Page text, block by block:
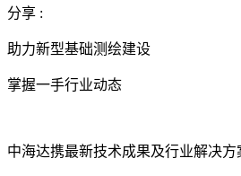
分享 :
助力新型基础测绘建设
掌握一手行业动态
中海达携最新技术成果及行业解决方